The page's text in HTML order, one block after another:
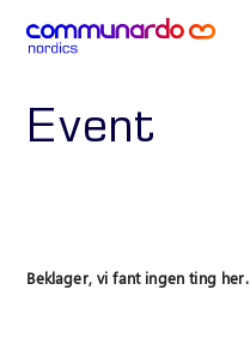
Event
Beklager, vi fant ingen ting her.